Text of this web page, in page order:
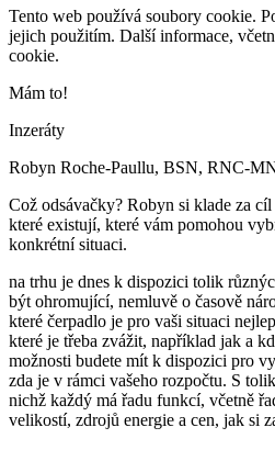
Tento web používá soubory cookie.
jejich použitím. Další informace,
cookie.
Mám to!
Inzeráty
Robyn Roche-Paullu, BSN, RNC-
Což odsávačky? Robyn si klade za
které existují, které vám pomohou
konkrétní situaci.
na trhu je dnes k dispozici tolik
být ohromující, nemluvě o časově
které čerpadlo je pro vaši situaci
které je třeba zvážit, například jak a
možnosti budete mít k dispozici pro
zda je v rámci vašeho rozpočtu. S
nichž každý má řadu funkcí, včetně
velikostí, zdrojů energie a cen, jak si